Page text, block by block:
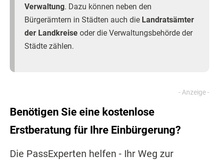
Verwaltung. Dazu können neben den
Bürgerämtern in Städten auch die Landratsämter
der Landkreise oder die Verwaltungsbehörde der
Städte zählen.
Benötigen Sie eine kostenlose
Erstberatung für Ihre Einbürgerung?
Die PassExperten helfen - Ihr Weg zur